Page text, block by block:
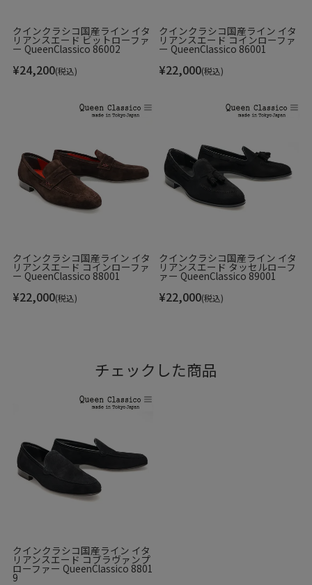
クインクラシコ国産ライン イタ
リアンスエード ビットローファ
ー QueenClassico 86002
¥24,200(税込)
クインクラシコ国産ライン イタ
リアンスエード コインローファ
ー QueenClassico 86001
¥22,000(税込)
クインクラシコ国産ライン イタ
リアンスエード コインローファ
ー QueenClassico 88001
¥22,000(税込)
クインクラシコ国産ライン イタ
リアンスエード タッセルローフ
ァー QueenClassico 89001
¥22,000(税込)
チェックした商品
クインクラシコ国産ライン イタ
リアンスエード コブラヴァンプ
ローファー QueenClassico 8801
9